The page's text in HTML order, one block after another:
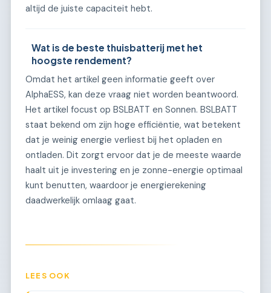
altijd de juiste capaciteit hebt.
Wat is de beste thuisbatterij met het
hoogste rendement?
Omdat het artikel geen informatie geeft over
AlphaESS, kan deze vraag niet worden beantwoord.
Het artikel focust op BSLBATT en Sonnen. BSLBATT
staat bekend om zijn hoge efficiëntie, wat betekent
dat je weinig energie verliest bij het opladen en
ontladen. Dit zorgt ervoor dat je de meeste waarde
haalt uit je investering en je zonne-energie optimaal
kunt benutten, waardoor je energierekening
daadwerkelijk omlaag gaat.
LEES OOK